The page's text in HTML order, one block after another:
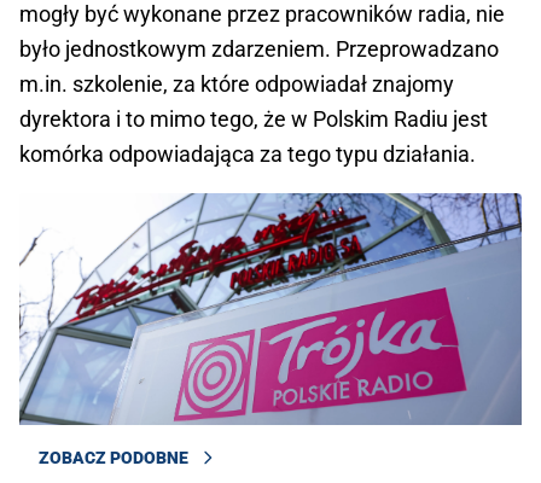
mogły być wykonane przez pracowników radia, nie
było jednostkowym zdarzeniem. Przeprowadzano
m.in. szkolenie, za które odpowiadał znajomy
dyrektora i to mimo tego, że w Polskim Radiu jest
komórka odpowiadająca za tego typu działania.
ZOBACZ PODOBNE